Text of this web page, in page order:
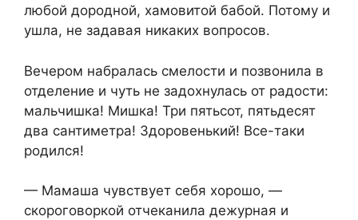
любой дородной, хамовитой бабой. Потому и
ушла, не задавая никаких вопросов.
Вечером набралась смелости и позвонила в
отделение и чуть не задохнулась от радости:
мальчишка! Мишка! Три пятьсот, пятьдесят
два сантиметра! Здоровенький! Все-таки
родился!
— Мамаша чувствует себя хорошо, —
скороговоркой отчеканила дежурная и